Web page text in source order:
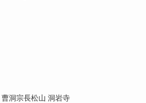
曹洞宗長松山 洞岩寺